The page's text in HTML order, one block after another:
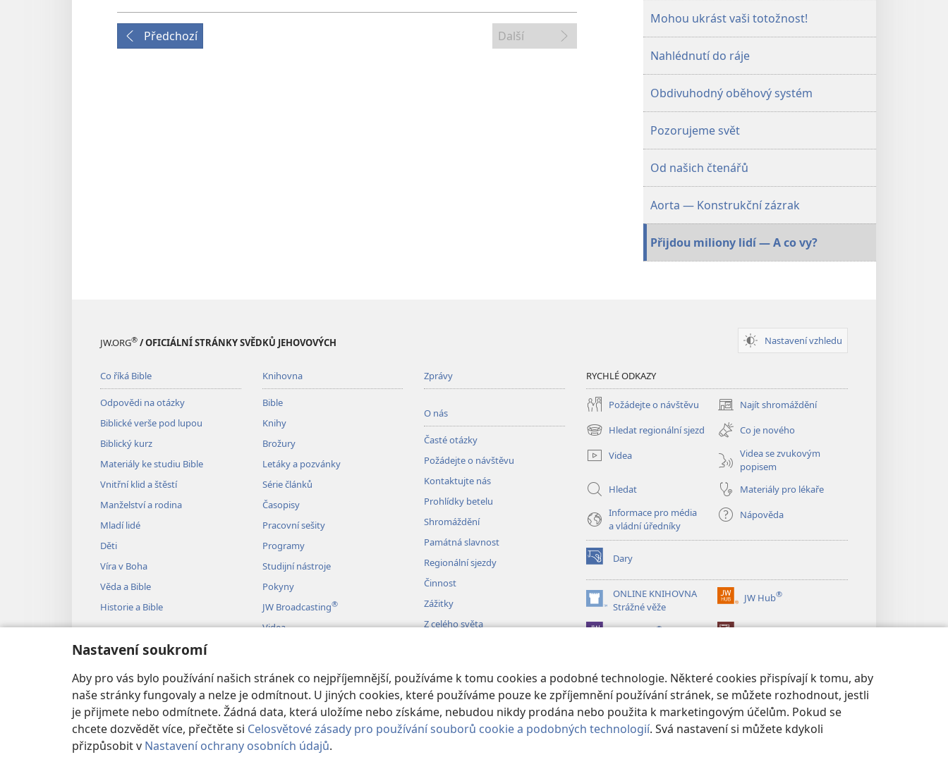
Nastavení soukromí
Aby pro vás bylo používání našich stránek co nejpříjemnější, používáme k tomu cookies a podobné technologie. Některé cookies přispívají k tomu, aby
naše stránky fungovaly a nelze je odmítnout. U jiných cookies, které používáme pouze ke zpříjemnění používání stránek, se můžete rozhodnout, jestli
je přijmete nebo odmítnete. Žádná data, která uložíme nebo získáme, nebudou nikdy prodána nebo použita k marketingovým účelům. Pokud se
chcete dozvědět více, přečtěte si Celosvětové zásady pro používání souborů cookie a podobných technologií. Svá nastavení si můžete kdykoli
přizpůsobit v Nastavení ochrany osobních údajů.
Předchozí Další
Mohou ukrást vaši totožnost!
Nahlédnutí do ráje
Obdivuhodný oběhový systém
Pozorujeme svět
Od našich čtenářů
Aorta — Konstrukční zázrak
Přijdou miliony lidí — A co vy?
JW.ORG® / OFICIÁLNÍ STRÁNKY SVĚDKŮ JEHOVOVÝCH Nastavení vzhledu
Co říká Bible
Odpovědi na otázky
Biblické verše pod lupou
Biblický kurz
Materiály ke studiu Bible
Vnitřní klid a štěstí
Manželství a rodina
Mladí lidé
Děti
Víra v Boha
Věda a Bible
Historie a Bible
Knihovna
Bible
Knihy
Brožury
Letáky a pozvánky
Série článků
Časopisy
Pracovní sešity
Programy
Studijní nástroje
Pokyny
JW Broadcasting®
Videa
Dramatizované čtení Bible
Zprávy
O nás
Časté otázky
Požádejte o návštěvu
Kontaktujte nás
Prohlídky betelu
Shromáždění
Památná slavnost
Regionální sjezdy
Činnost
Zážitky
Z celého světa
RYCHLÉ ODKAZY
Požádejte o návštěvu Najít shromáždění
(otevřeno
nové
okno)
Hledat regionální sjezd
(otevřeno
nové
okno)
Co je nového
Videa
Videa se zvukovým
popisem
Hledat
Materiály pro lékaře
Informace pro média
a vládní úředníky
Nápověda
Dary
(otevřeno
nové
okno)
ONLINE KNIHOVNA
Strážné věže
(otevřeno
nové
JW Hub®
(otevřeno
okno)
®
Copyright © 2026 Watch Tower Bible and Tract Society of Pennsylvania.